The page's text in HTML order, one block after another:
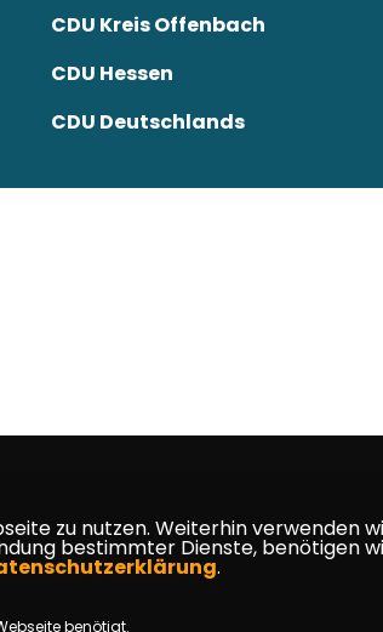
CDU Kreis Offenbach
CDU Hessen
CDU Deutschlands
zu nutzen. Weiterhin verwenden
bestimmter Dienste, benötigen
.
benötigt.